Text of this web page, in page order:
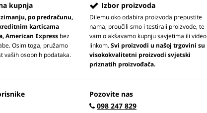
kupnja
po predračunu,
karticama
American Express bez
Osim toga, pružamo
vaših osobnih podataka.
Izbor proizvoda
Dilemu oko odabira proizvoda prepustite
nama; proučili smo i testirali proizvode, te
vam olakšavamo kupnju savjetima ili video
linkom.Svi proizvodi u našoj trgovini su
visokokvalitetni proizvodi svjetski
priznatih proizvođača.
Pozovite nas
098 247 829